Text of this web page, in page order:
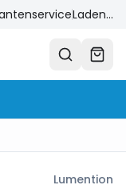
Laden...
Lumention